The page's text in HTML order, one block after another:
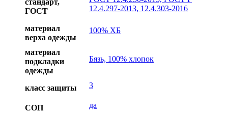
стандарт,
ГОСТ
12.4.297-2013, 12.4.303-2016
материал
верха одежды
100% ХБ
материал
подкладки
одежды
Бязь, 100% хлопок
класс защиты 3
СОП да